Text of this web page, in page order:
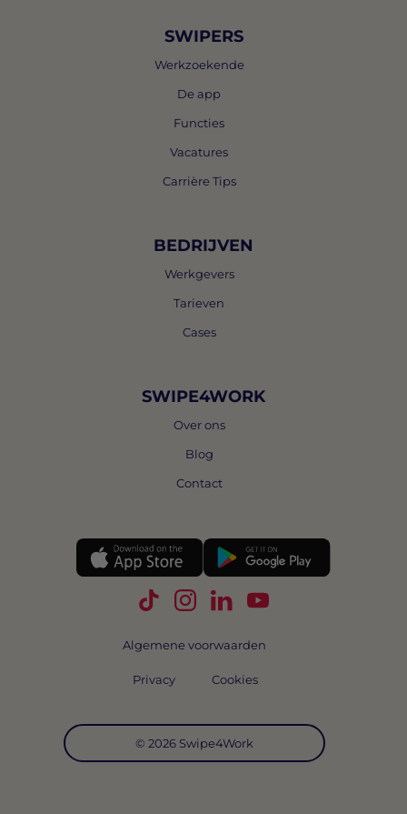
SWIPERS
Werkzoekende
De app
Functies
Vacatures
Carrière Tips
BEDRIJVEN
Werkgevers
Tarieven
Cases
SWIPE4WORK
Over ons
Blog
Contact
Volg Swipe4Work op TikTok
Volg Swipe4Work op
Volg Swipe4Work op
Volg Swipe4Work
© 2026 Swipe4Work
Algemene voorwaarden
Privacy Cookies